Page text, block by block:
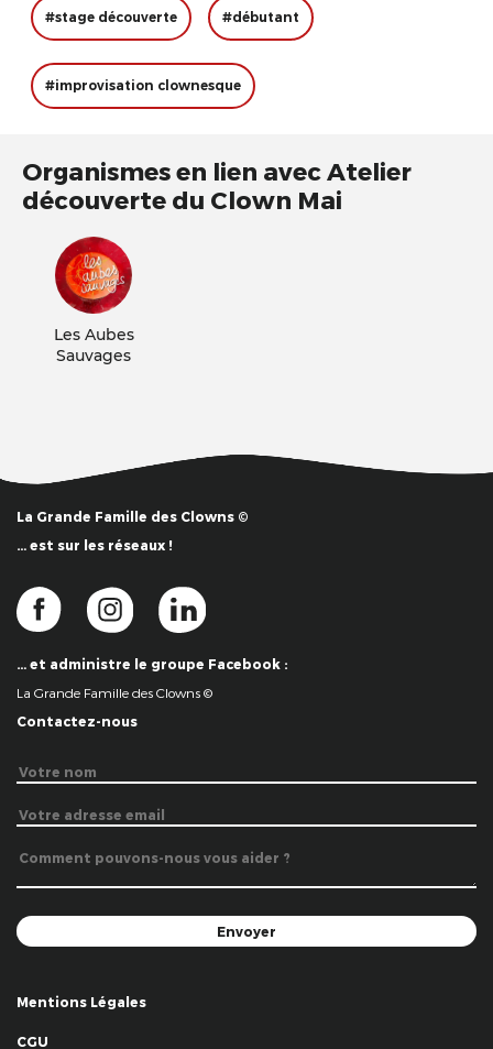
#stage découverte #débutant
#improvisation clownesque
Organismes en lien avec Atelier
découverte du Clown Mai
Les Aubes
Sauvages
La Grande Famille des Clowns ©
… est sur les réseaux !
… et administre le groupe Facebook :
La Grande Famille des Clowns ©
Contactez-nous
Mentions Légales
CGU